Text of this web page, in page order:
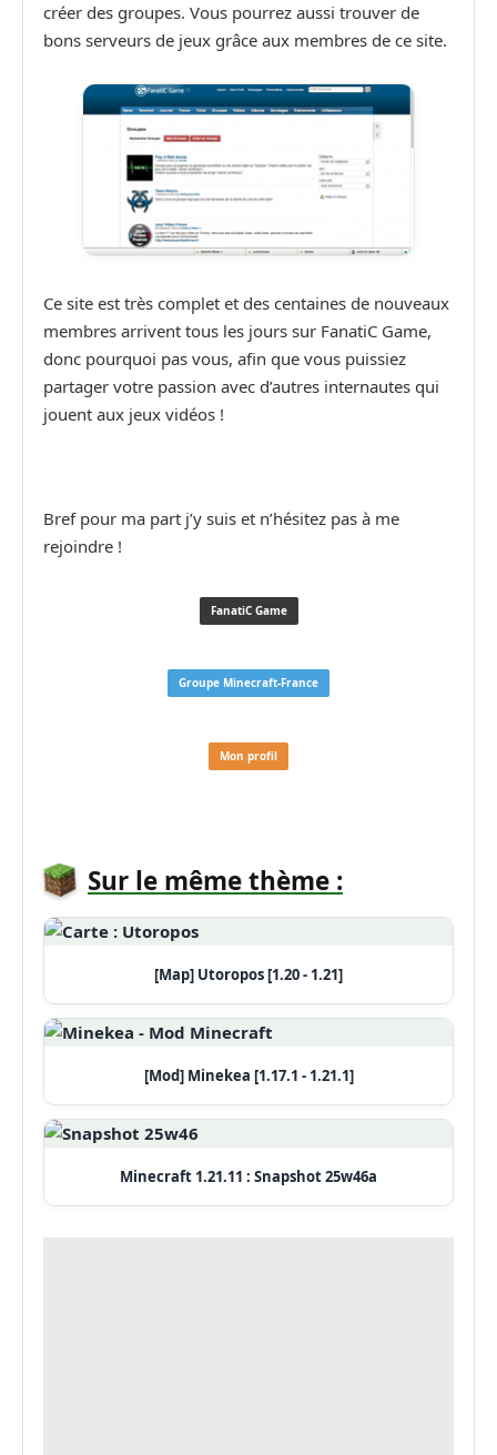
créer des groupes. Vous pourrez aussi trouver de
bons serveurs de jeux grâce aux membres de ce site.
Ce site est très complet et des centaines de nouveaux
membres arrivent tous les jours sur FanatiC Game,
donc pourquoi pas vous, afin que vous puissiez
partager votre passion avec d’autres internautes qui
jouent aux jeux vidéos !
Bref pour ma part j’y suis et n’hésitez pas à me
rejoindre !
FanatiC Game
Groupe Minecraft-France
Mon profil
Sur le même thème :
[Map] Utoropos [1.20 - 1.21]
[Mod] Minekea [1.17.1 - 1.21.1]
Minecraft 1.21.11 : Snapshot 25w46a